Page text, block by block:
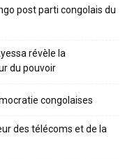
post parti congolais du
révèle la
du pouvoir
congolaises
des télécoms et de la